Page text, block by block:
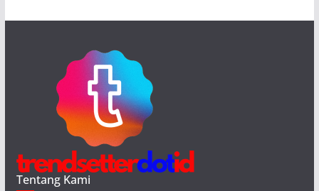
Tentang Kami